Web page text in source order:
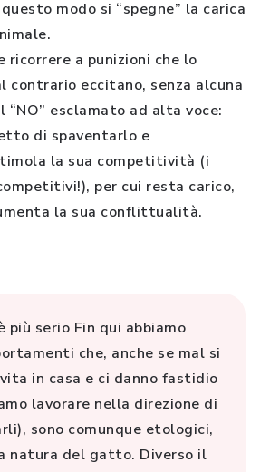
modo si “spegne” la carica
ricorrere a punizioni che lo
contrario eccitano, senza alcuna
esclamato ad alta voce:
di spaventarlo e
la sua competitività (i
per cui resta carico,
la sua conflittualità.
più serio Fin qui abbiamo
che, anche se mal si
in casa e ci danno fastidio
lavorare nella direzione di
sono comunque etologici,
natura del gatto. Diverso il